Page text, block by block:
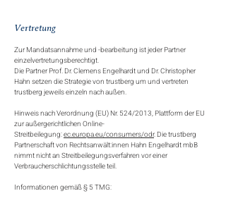
Vertretung
Zur Mandatsannahme und -bearbeitung ist jeder Partner
einzelvertretungsberechtigt.
Die Partner Prof. Dr. Clemens Engelhardt und Dr. Christopher
Hahn setzen die Strategie von trustberg um und vertreten
trustberg jeweils einzeln nach außen.
Hinweis nach Verordnung (EU) Nr. 524/2013, Plattform der EU
zur außergerichtlichen Online-
Streitbeilegung:ec.europa.eu/consumers/odr. Die trustberg
Partnerschaft von Rechtsanwält:innen Hahn Engelhardt mbB
nimmt nicht an Streitbeilegungsverfahren vor einer
Verbraucherschlichtungsstelle teil.
Informationen gemäß § 5 TMG: